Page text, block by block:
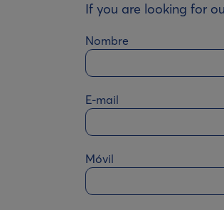
If you are looking for
Nombre
E-mail
Móvil